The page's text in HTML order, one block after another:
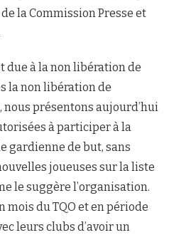
la Commission Presse et
due à la non libération de
la non libération de
présentons aujourd’hui
à participer à la
gardienne de but, sans
joueuses sur la liste
le suggère l’organisation.
mois du TQO et en période
leurs clubs d’avoir un